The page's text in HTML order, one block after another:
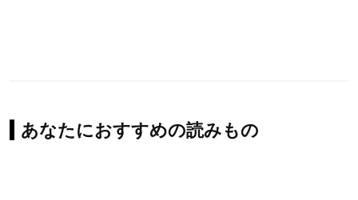
あなたにおすすめの読みもの